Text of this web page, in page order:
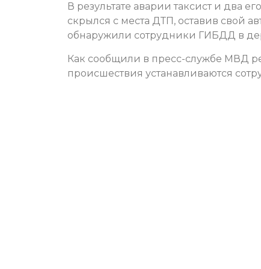
В результате аварии таксист и два
скрылся с места ДТП, оставив свой
обнаружили сотрудники ГИБДД в
Как сообщили в пресс-службе МВД
происшествия устанавливаются